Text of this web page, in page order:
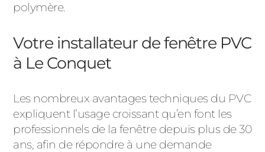
polymère.
Votre installateur de fenêtre PVC
à Le Conquet
Les nombreux avantages techniques du PVC
expliquent l’usage croissant qu’en font les
professionnels de la fenêtre depuis plus de 30
ans, afin de répondre à une demande